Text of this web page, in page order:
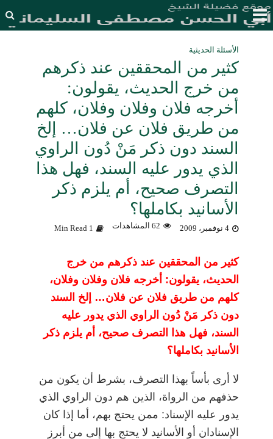
الأسئلة الحديثية
كثير من المحققين عند ذكرهم
من خرج الحديث، يقولون:
أخرجه فلان وفلان وفلان، كلهم
من طريق فلان عن فلان… إلخ
السند دون ذكر مَنْ دُون الراوي
الذي يدور عليه السند، فهل هذا
التصرف صحيح، أم يلزم ذكر
الأسانيد بكاملها؟
4 نوفمبر، 2009 62 المشاهدات 1 Min Read
كثير من المحققين عند ذكرهم من خرج
الحديث، يقولون: أخرجه فلان وفلان وفلان،
كلهم من طريق فلان عن فلان… إلخ السند
دون ذكر مَنْ دُون الراوي الذي يدور عليه
السند، فهل هذا التصرف صحيح، أم يلزم ذكر
الأسانيد بكاملها؟
لا أرى بأساً بهذا التصرف، بشرط أن يكون من
حذفهم من الرواة، الذين هم دون الراوي الذي
يدور عليه الإسناد: ممن يحتج بهم، أما إذا كان
الإسنادان أو الأسانيد لا يحتج بها إلى من أبرز